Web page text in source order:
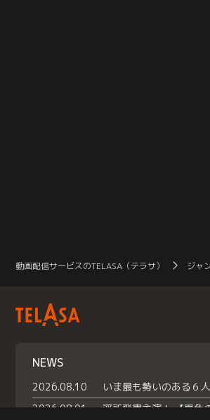
動画配信サービスのTELASA（テラサ） ジャ
NEWS
2026.08.10
2026.08.01